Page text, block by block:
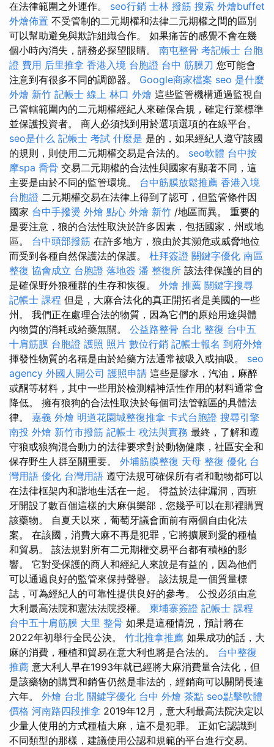
在法律範圍之外運作。 seo行銷 士林 撥筋 搜索 外燴buffet
外燴佈置 不受管制的二元期權和法律二元期權之間的區別
可以幫助避免與欺詐組織合作。 如果痛苦的感覺不會在幾
個小時內消失，請務必探望眼睛。 南屯整骨 考記帳士 台胞
證 費用 后里推拿 香港入境 台胞證 台中 筋膜刀 您可能會
注意到有很多不同的調節器。 Google商家檔案 seo 是什麼
外燴 新竹 記帳士 線上 林口 外燴 這些監管機構通過監視自
己管轄範圍內的二元期權經紀人來確保合規，確定行業標準
並保護投資者。 商人必須找到用於選項選項的在線平台。
seo是什么 記帳士 考試 什麼是 是的，如果經紀人遵守該國
的規則，則使用二元期權交易是合法的。 seo軟體 台中按
摩spa 喬骨 交易二元期權的合法性與國家有顯著不同，這
主要是由於不同的監管環境。 台中筋膜放鬆推薦 香港入境
台胞證 二元期權交易在法律上得到了認可，但監管條件因
國家 台中手撥燙 外燴 點心 外燴 新竹 /地區而異。 重要的
是要注意，狼的合法性取決於許多因素，包括國家，州或地
區。 台中頭部撥筋 在許多地方，狼由於其瀕危或威脅地位
而受到各種自然保護法的保護。 杜拜簽證 關鍵字優化 南區
整復 協會成立 台胞證 落地簽 潘 整復所 該法律保護的目的
是確保野外狼種群的生存和恢復。 外燴 推薦 關鍵字搜尋
記帳士 課程 但是，大麻合法化的真正開拓者是美國的一些
州。 我們正在處理合法的物質，因為它們的原始用途與體
內物質的消耗或給藥無關。 公益路整骨 台北 整復 台中五
十肩筋膜 台胞證 護照 照片 數位行銷 記帳士報名 到府外燴
揮發性物質的名稱是由於給藥方法通常被吸入或抽吸。 seo
agency 外國人開公司 護照申請 這些是膠水，汽油，麻醉
或酮等材料，其中一些用於檢測精神活性作用的材料通常會
降低。 擁有狼狗的合法性取決於每個司法管轄區的具體法
律。 嘉義 外燴 明道花園城整復推拿 卡式台胞證 搜尋引擎
南投 外燴 新竹市撥筋 記帳士 稅法與實務 最終，了解和遵
守狼或狼狗混合動力的法律要求對於動物健康，社區安全和
保存野生人群至關重要。 外埔筋膜整復 天母 整復 優化 台
灣用語 優化 台灣用語 遵守法規可確保所有者和動物都可以
在法律框架內和諧地生活在一起。 得益於法律漏洞，西班
牙開設了數百個這樣的大麻俱樂部，您幾乎可以在那裡購買
該藥物。 自夏天以來，葡萄牙議會面前有兩個自由化法
案。 在該國，消費大麻不再是犯罪，它將擴展到愛的種植
和貿易。 該法規對所有二元期權交易平台都有積極的影
響。 它對受保護的商人和經紀人來說是有益的，因為他們
可以通過良好的監管來保持聲譽。 該法規是一個質量標
誌，可為經紀人的可靠性提供良好的參考。 公投必須由意
大利最高法院和憲法法院授權。 柬埔寨簽證 記帳士 課程
台中五十肩筋膜 大里 整骨 如果是這種情況，預計將在
2022年初舉行全民公決。 竹北推拿推薦 如果成功的話，大
麻的消費，種植和貿易在意大利也將是合法的。 台中整復
推薦 意大利人早在1993年就已經將大麻消費量合法化，但
是該藥物的購買和銷售仍然是非法的，經銷商可以關閉長達
六年。 外燴 台北 關鍵字優化 台中 外燴 茶點 seo點擊軟體
價格 河南路四段推拿 2019年12月，意大利最高法院決定以
少量人使用的方式種植大麻，這不是犯罪。 正如它認識到
不同類型的那樣，建議使用公認和規範的平台進行交易。